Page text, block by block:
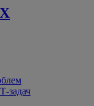
задач